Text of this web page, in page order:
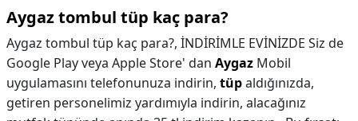
Aygaz tombul tüp kaç para?
Aygaz tombul tüp kaç para?, İNDİRİMLE EVİNİZDE Siz de
Google Play veya Apple Store' dan Aygaz Mobil
uygulamasını telefonunuza indirin, tüpaldığınızda,
getiren personelimiz yardımıyla indirin, alacağınız